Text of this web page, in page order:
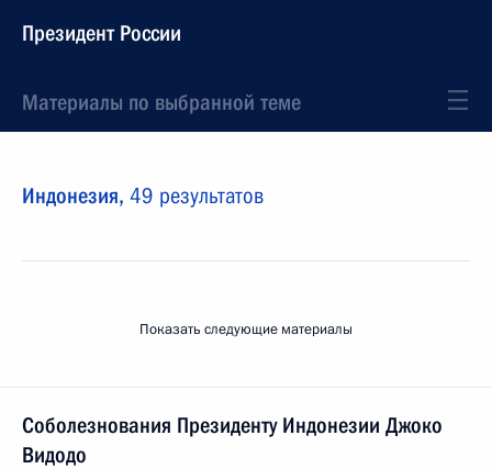
Президент России
Материалы по выбранной теме
Индонезия, 49 результатов
Показать следующие материалы
Соболезнования Президенту Индонезии Джоко
Видодо